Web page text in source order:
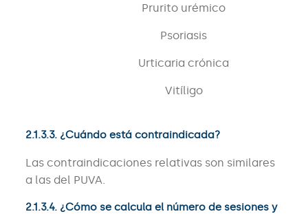
Prurito urémico
Psoriasis
Urticaria crónica
Vitíligo
2.1.3.3. ¿Cuándo está contraindicada?
Las contraindicaciones relativas son similares
a las del PUVA.
2.1.3.4. ¿Cómo se calcula el número de sesiones y